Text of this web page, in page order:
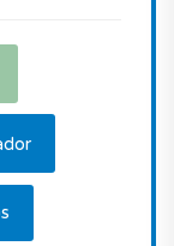
no distrito